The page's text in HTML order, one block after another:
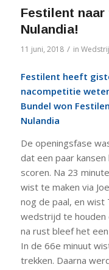
Festilent
Nulandia!
11 juni, 2018 / in
Festilent heeft
nacompetitie
Bundel won
Nulandia
De openingsfase
dat een paar
scoren. Na 23
wist te maken via
nog de paal, en wist
wedstrijd te
na rust bleef het
In de 66e minuut
trekken. Daarna